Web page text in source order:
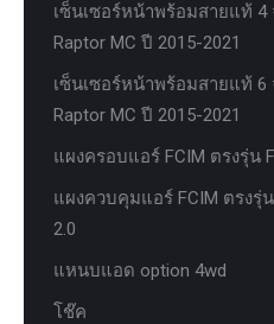
เซ็นเซอร์หน้าพร้อมสายแท้ 4
Raptor MC ปี 2015-2021
เซ็นเซอร์หน้าพร้อมสายแท้ 6
Raptor MC ปี 2015-2021
แผงครอบแอร์ FCIM ตรงรุ่น
แผงควบคุมแอร์ FCIM ตรงรุ่น
2.0
แหนบแอด option 4wd
โช๊ค